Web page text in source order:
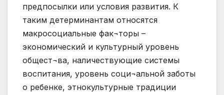
предпосылки или условия развития. К
таким детерминантам относятся
макросоциальные фак¬торы –
экономический и культурный уровень
общест¬ва, наличествующие системы
воспитания, уровень соци¬альной заботы
о ребенке, этнокультурные традиции